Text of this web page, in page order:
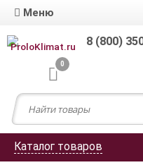
Меню
8 (800)
0
Каталог товаров